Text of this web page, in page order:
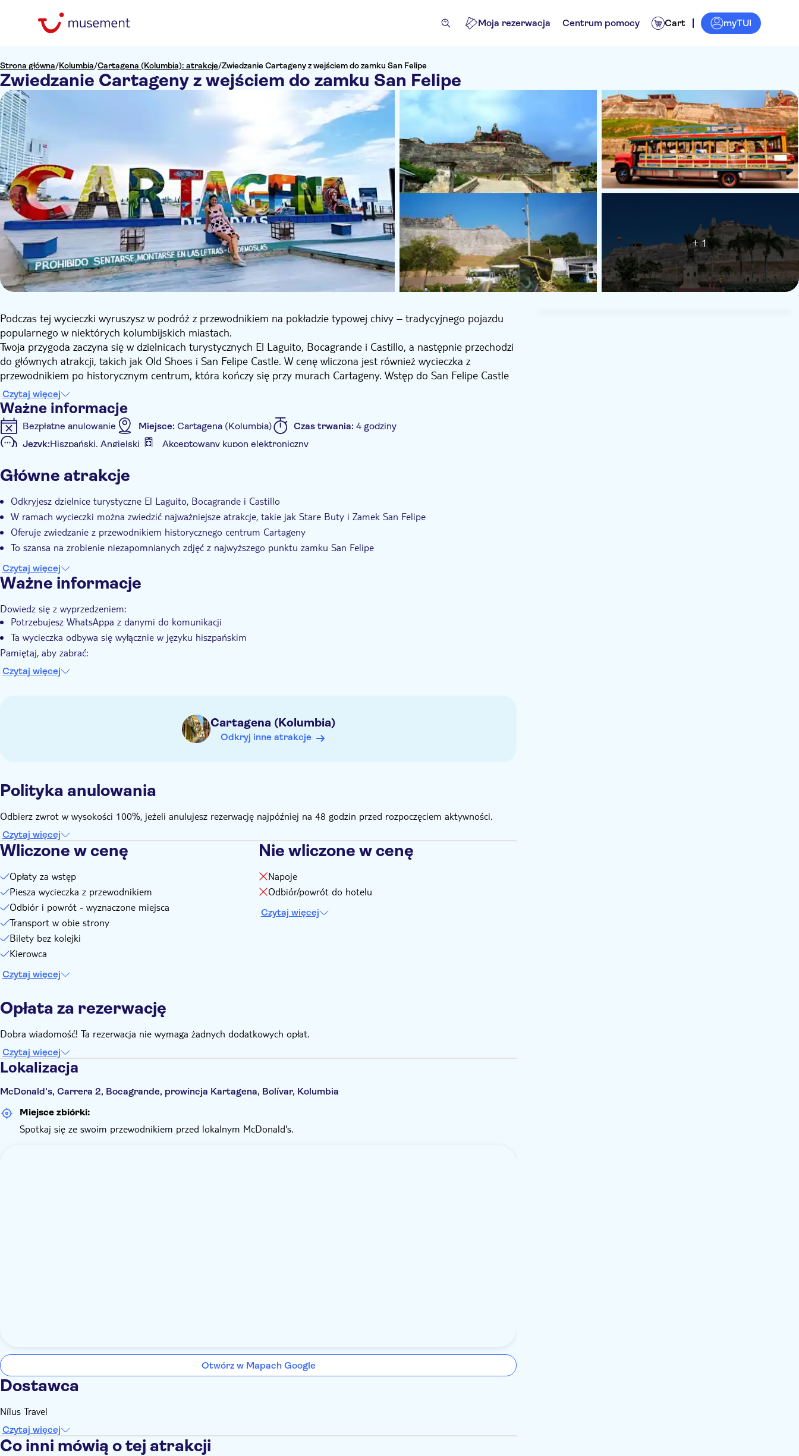
Moja rezerwacja Centrum pomocy Cart myTUI
Strona główna/Kolumbia/Cartagena (Kolumbia): atrakcje/Zwiedzanie Cartageny z wejściem do zamku San Felipe
Zwiedzanie Cartageny z wejściem do zamku San Felipe
+ 1
Podczas tej wycieczki wyruszysz w podróż z przewodnikiem na pokładzie typowej chivy – tradycyjnego pojazdu
popularnego w niektórych kolumbijskich miastach.
Twoja przygoda zaczyna się w dzielnicach turystycznych El Laguito, Bocagrande i Castillo, a następnie przechodzi
do głównych atrakcji, takich jak Old Shoes i San Felipe Castle. W cenę wliczona jest również wycieczka z
przewodnikiem po historycznym centrum, która kończy się przy murach Cartageny. Wstęp do San Felipe Castle
jest częścią wycieczki, gdzie możesz zrobić niezapomniane zdjęcia z jego najwyższego punktu, oferującego
wspaniały panoramiczny widok. Wycieczka obejmuje również wizytę w historycznym centrum w towarzystwie
doświadczonego przewodnika.
Czytaj więcej
Ważne informacje
Bezpłatne anulowanie Miejsce: Cartagena (Kolumbia) Czas trwania: 4 godziny
Język:Hiszpański, Angielski Akceptowany kupon elektroniczny
Natychmiastowe potwierdzenie
Lokalny charakter
E-Voucher Transport w cenie
Główne atrakcje
Odkryjesz dzielnice turystyczne El Laguito, Bocagrande i Castillo
W ramach wycieczki można zwiedzić najważniejsze atrakcje, takie jak Stare Buty i Zamek San Felipe
Oferuje zwiedzanie z przewodnikiem historycznego centrum Cartageny
To szansa na zrobienie niezapomnianych zdjęć z najwyższego punktu zamku San Felipe
Czytaj więcej
Ważne informacje
Dowiedz się z wyprzedzeniem:
Potrzebujesz WhatsAppa z danymi do komunikacji
Ta wycieczka odbywa się wyłącznie w języku hiszpańskim
Pamiętaj, aby zabrać:
Noś przy sobie gotówkę na wydatki osobiste
Czytaj więcej
Cartagena (Kolumbia)
Odkryj inne atrakcje
Polityka anulowania
Odbierz zwrot w wysokości 100%, jeżeli anulujesz rezerwację najpóźniej na 48 godzin przed rozpoczęciem aktywności.
Czytaj więcej
Wliczone w cenę
Opłaty za wstęp
Piesza wycieczka z przewodnikiem
Odbiór i powrót - wyznaczone miejsca
Transport w obie strony
Bilety bez kolejki
Kierowca
Czytaj więcej
Nie wliczone w cenę
Napoje
Odbiór/powrót do hotelu
Czytaj więcej
Opłata za rezerwację
Dobra wiadomość! Ta rezerwacja nie wymaga żadnych dodatkowych opłat.
Czytaj więcej
Lokalizacja
McDonald's, Carrera 2, Bocagrande, prowincja Kartagena, Bolívar, Kolumbia
Miejsce zbiórki:
Spotkaj się ze swoim przewodnikiem przed lokalnym McDonald's.
Otwórz w Mapach Google
Dostawca
Nílus Travel
Czytaj więcej
Co inni mówią o tej atrakcji